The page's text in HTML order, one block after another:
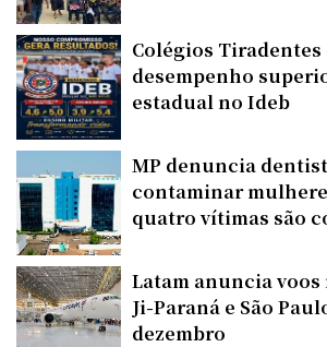
Colégios Tiradentes
desempenho
estadual no Ideb
MP denuncia
contaminar
quatro vítimas são
Latam anuncia
Ji-Paraná e São
dezembro